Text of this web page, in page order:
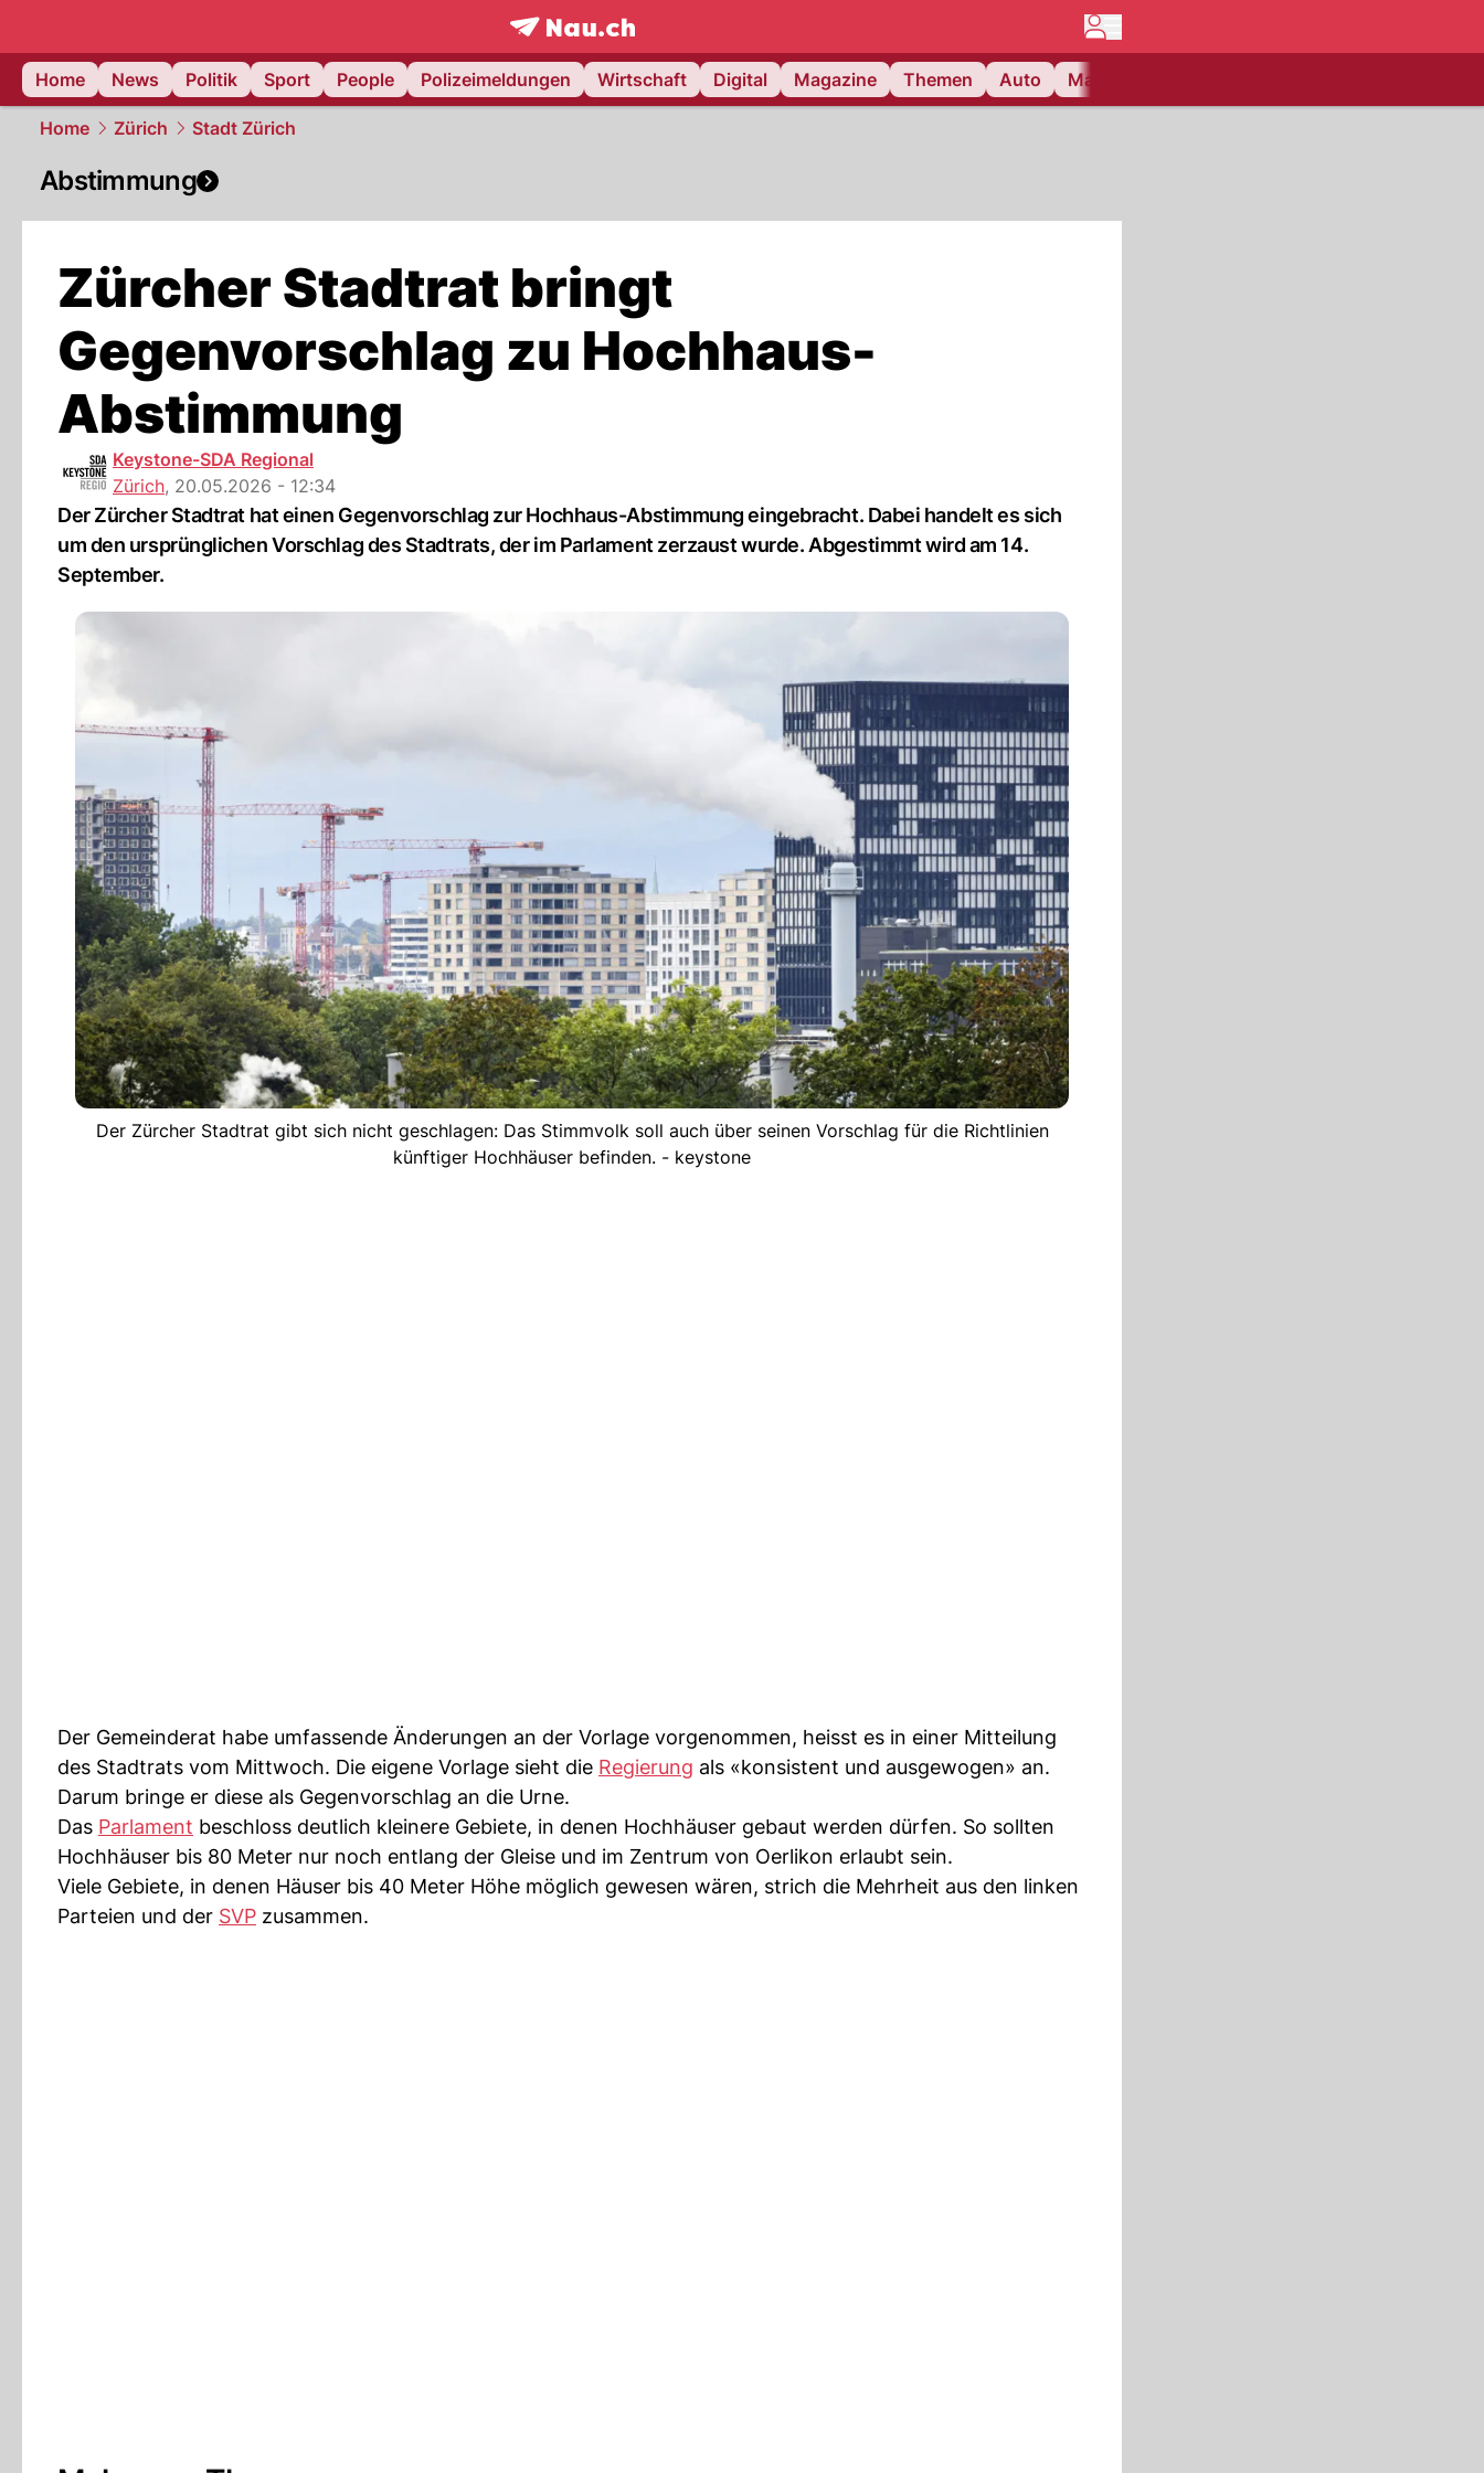
frontpage.NAU.ch
Home
News Politik Sport People Polizeimeldungen Wirtschaft Digital Magazine Themen Auto Matchcenter
Home Zürich Stadt Zürich
Abstimmung
Zürcher Stadtrat bringt
Gegenvorschlag zu Hochhaus-
Abstimmung
Keystone-SDA Regional
Zürich, 20.05.2026 - 12:34
Der Zürcher Stadtrat hat einen Gegenvorschlag zur Hochhaus-Abstimmung eingebracht. Dabei handelt es sich
um den ursprünglichen Vorschlag des Stadtrats, der im Parlament zerzaust wurde. Abgestimmt wird am 14.
September.
Der Zürcher Stadtrat gibt sich nicht geschlagen: Das Stimmvolk soll auch über seinen Vorschlag für die Richtlinien
künftiger Hochhäuser befinden. - keystone
Der Gemeinderat habe umfassende Änderungen an der Vorlage vorgenommen, heisst es in einer Mitteilung
des Stadtrats vom Mittwoch. Die eigene Vorlage sieht die Regierung als «konsistent und ausgewogen» an.
Darum bringe er diese als Gegenvorschlag an die Urne.
Das Parlament beschloss deutlich kleinere Gebiete, in denen Hochhäuser gebaut werden dürfen. So sollten
Hochhäuser bis 80 Meter nur noch entlang der Gleise und im Zentrum von Oerlikon erlaubt sein.
Viele Gebiete, in denen Häuser bis 40 Meter Höhe möglich gewesen wären, strich die Mehrheit aus den linken
Parteien und der SVP zusammen.